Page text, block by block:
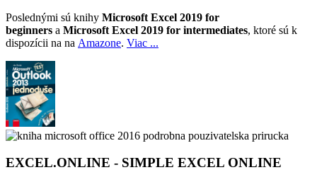
Poslednými sú knihy Microsoft Excel 2019 for
beginners a Microsoft Excel 2019 for intermediates, ktoré sú k
dispozícii na na Amazone. Viac ...
EXCEL.ONLINE - SIMPLE EXCEL ONLINE